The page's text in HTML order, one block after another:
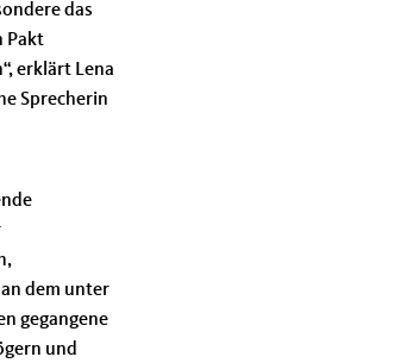
das
Pakt
erklärt Lena
Sprecherin
dem unter
gegangene
und